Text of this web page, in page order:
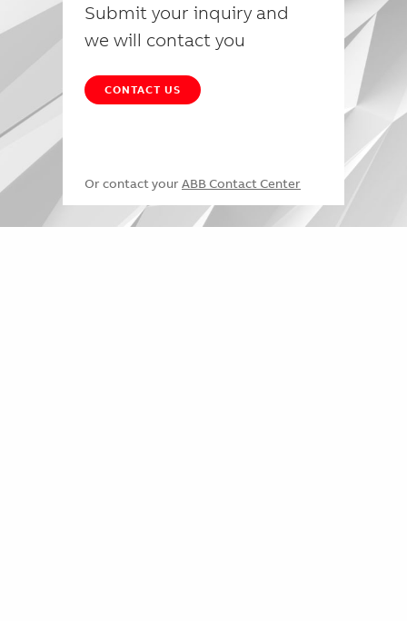
Submit your inquiry and
we will contact you
CONTACT US
Or contact your ABB Contact Center